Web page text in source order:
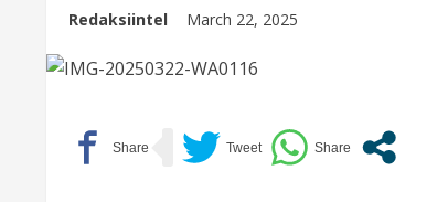
Redaksiintel March 22, 2025